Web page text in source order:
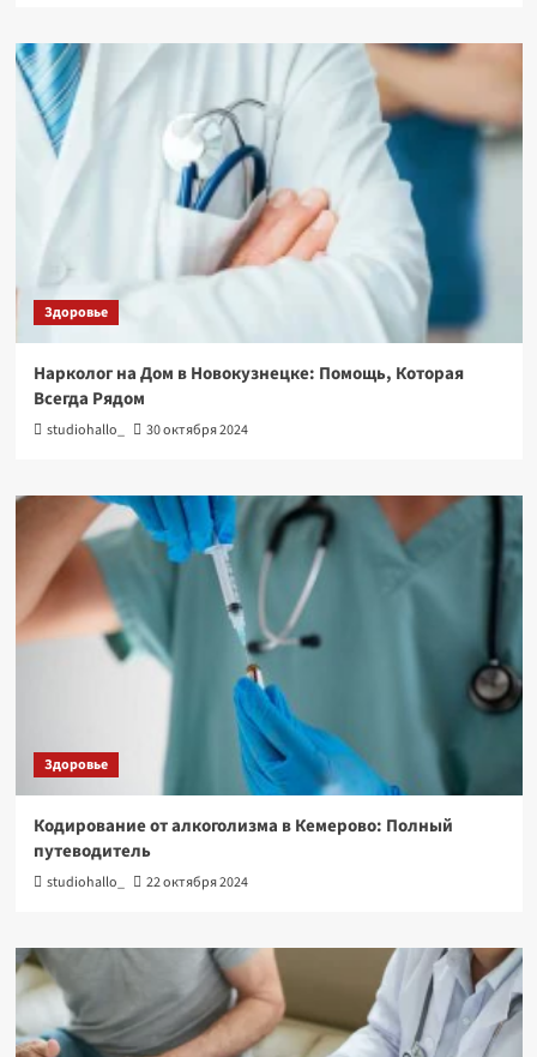
Здоровье
Нарколог на Дом в Новокузнецке: Помощь, Которая
Всегда Рядом
studiohallo_ 30 октября 2024
Здоровье
Кодирование от алкоголизма в Кемерово: Полный
путеводитель
studiohallo_ 22 октября 2024